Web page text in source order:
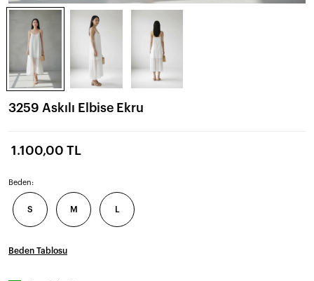
3259 Askılı Elbise Ekru
1.100,00 TL
Beden:
S M L
Beden Tablosu